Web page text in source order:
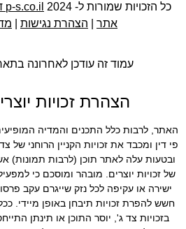
כל הזכויות שמורות ל- 2024 p-s.co.il דפי נחיתה לעסקים
אתר
הצהרת נגישות
עמוד זה עודכן לאחרונה בתאריך: 08/
הצהרת זכויות
האתר, לרבות כלל התכנים והמדיה
פי דין ומכבד את זכויות הקניין הרוחני של
ובטעות עלה לאתר תוכן (לרבות תמונות)
של זכויות יוצרים. מובהר ומוסכם כי
ישירה או עקיפה לכל נזק שייגרם עקב
חשש להפרת זכויות תיבחן באופן מיידי.
בזכויות צד ג', יוסר התוכן או תינתן